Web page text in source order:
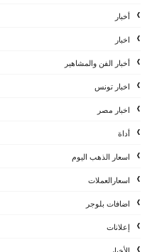
أخبار
اخبار
أخبار الفن والمشاهير
اخبار تونس
اخبار مصر
أداة
اسعار الذهب اليوم
اسعارالعملات
اضافات بلوجر
إعلانات